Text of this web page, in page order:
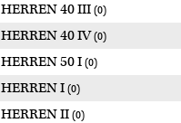
HERREN 40 III (0)
HERREN 40 IV(0)
HERREN 50 I (0)
HERREN I (0)
HERREN II (0)